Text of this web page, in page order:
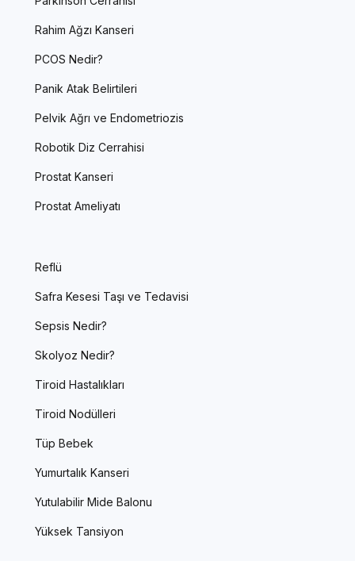
Rahim Ağzı Kanseri
PCOS Nedir?
Panik Atak Belirtileri
Pelvik Ağrı ve Endometriozis
Robotik Diz Cerrahisi
Prostat Kanseri
Prostat Ameliyatı
Reflü
Safra Kesesi Taşı ve Tedavisi
Sepsis Nedir?
Skolyoz Nedir?
Tiroid Hastalıkları
Tiroid Nodülleri
Tüp Bebek
Yumurtalık Kanseri
Yutulabilir Mide Balonu
Yüksek Tansiyon